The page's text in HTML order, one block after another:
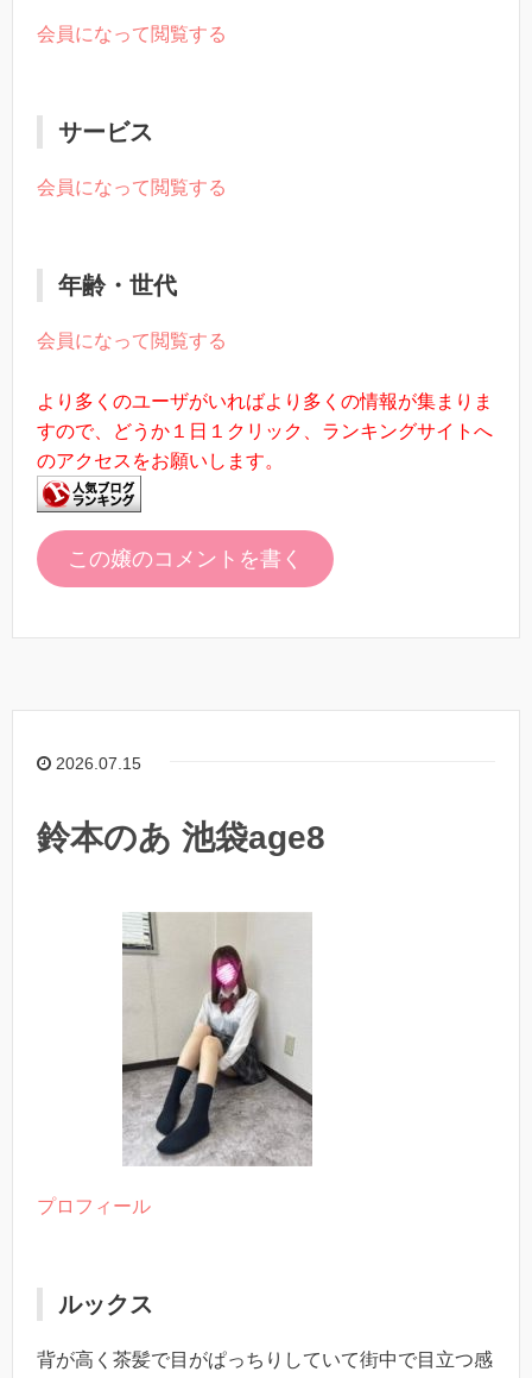
会員になって閲覧する
サービス
会員になって閲覧する
年齢・世代
会員になって閲覧する
より多くのユーザがいればより多くの情報が集まりま
すので、どうか１日１クリック、ランキングサイトへ
のアクセスをお願いします。
この嬢のコメントを書く
2026.07.15
鈴本のあ 池袋age8
プロフィール
ルックス
背が高く茶髪で目がぱっちりしていて街中で目立つ感